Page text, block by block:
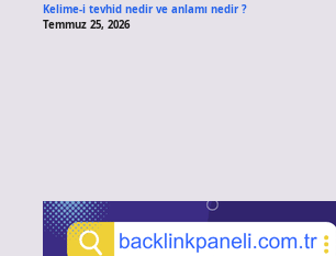
Kelime-i tevhid nedir ve anlamı nedir ?
Temmuz 25, 2026